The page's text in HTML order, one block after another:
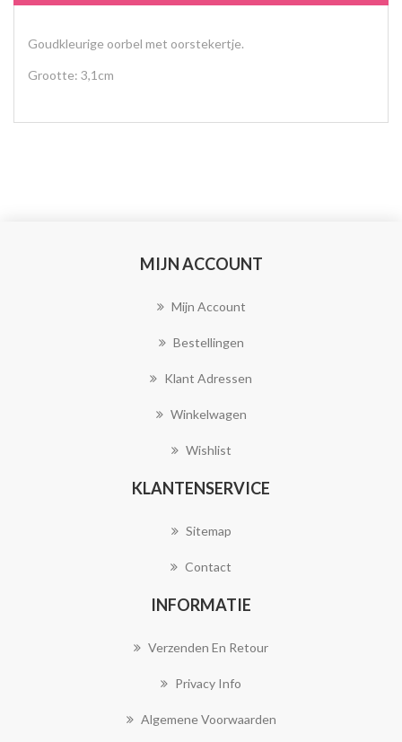
Goudkleurige oorbel met oorstekertje.
Grootte: 3,1cm
MIJN ACCOUNT
Mijn Account
Bestellingen
Klant Adressen
Winkelwagen
Wishlist
KLANTENSERVICE
Sitemap
Contact
INFORMATIE
Verzenden En Retour
Privacy Info
Algemene Voorwaarden